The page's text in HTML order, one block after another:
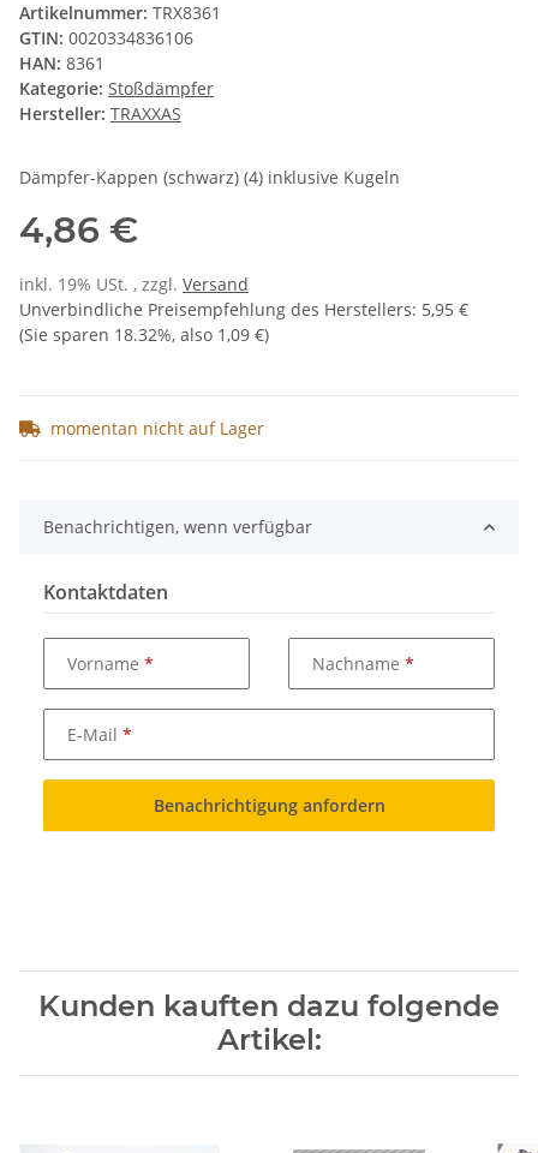
Artikelnummer: TRX8361
GTIN: 0020334836106
HAN: 8361
Kategorie: Stoßdämpfer
Hersteller: TRAXXAS
Dämpfer-Kappen (schwarz) (4) inklusive Kugeln
4,86 €
inkl. 19% USt. , zzgl. Versand
Unverbindliche Preisempfehlung des Herstellers: 5,95 €
(Sie sparen 18.32%, also 1,09 €)
momentan nicht auf Lager
Benachrichtigen, wenn verfügbar
Kontaktdaten
Vorname Nachname
E-Mail
Benachrichtigung anfordern
Kunden kauften dazu folgende
Artikel: